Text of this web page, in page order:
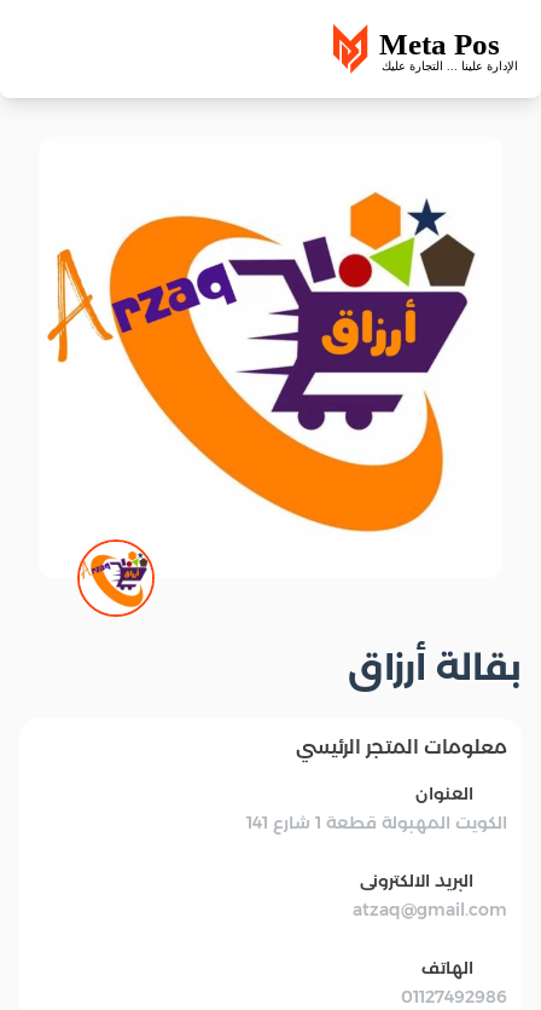
بقالة أرزاق
معلومات المتجر الرئيسي
العنوان
الكويت المهبولة قطعة 1 شارع 141
البريد الالكترونى
atzaq@gmail.com
الهاتف
01127492986